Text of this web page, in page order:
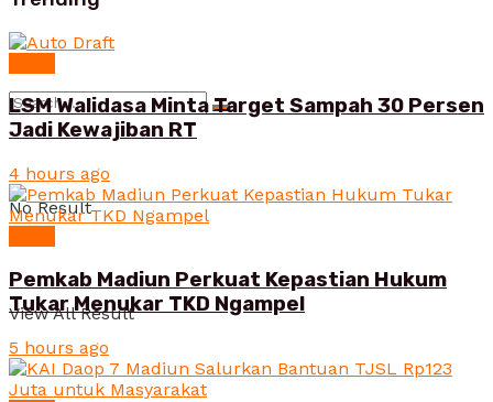
No Result
View All Result
LSM Walidasa Minta Target Sampah 30 Persen
Jadi Kewajiban RT
4 hours ago
Pemkab Madiun Perkuat Kepastian Hukum
Tukar Menukar TKD Ngampel
5 hours ago